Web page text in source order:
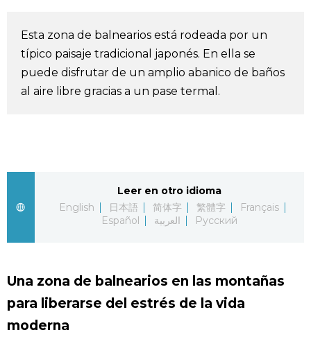
En profundidad
Fragmentos de Japón
Blog
Esta zona de balnearios está rodeada por un
típico paisaje tradicional japonés. En ella se
puede disfrutar de un amplio abanico de baños
al aire libre gracias a un pase termal.
Leer en otro idioma
English
日本語 简体字 繁體字
Français
Español
العربية Русский
Una zona de balnearios en las montañas
para liberarse del estrés de la vida
moderna